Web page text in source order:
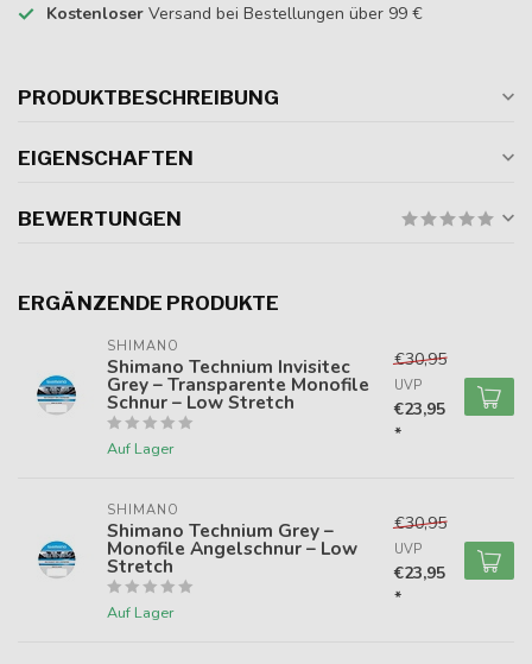
Kostenloser Versand bei Bestellungen über 99 €
PRODUKTBESCHREIBUNG
EIGENSCHAFTEN
BEWERTUNGEN
ERGÄNZENDE PRODUKTE
SHIMANO
Shimano Technium Invisitec
Grey – Transparente Monofile
Schnur – Low Stretch
Auf Lager
€30,95
UVP
€23,95
*
SHIMANO
Shimano Technium Grey –
Monofile Angelschnur – Low
Stretch
Auf Lager
€30,95
UVP
€23,95
*